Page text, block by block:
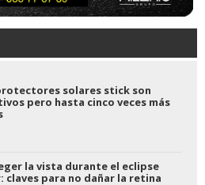
solares stick son
pero hasta cinco veces más
la vista durante el eclipse
claves para no dañar la retina